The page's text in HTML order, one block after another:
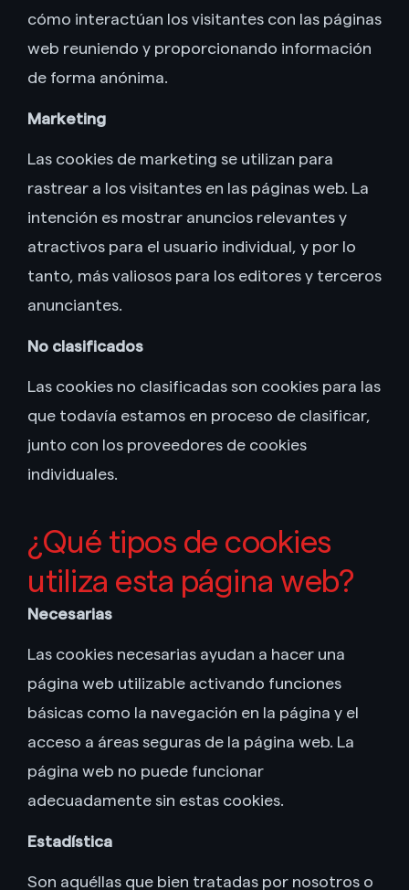
cómo interactúan los visitantes con las páginas
web reuniendo y proporcionando información
de forma anónima.
Marketing
Las cookies de marketing se utilizan para
rastrear a los visitantes en las páginas web. La
intención es mostrar anuncios relevantes y
atractivos para el usuario individual, y por lo
tanto, más valiosos para los editores y terceros
anunciantes.
No clasificados
Las cookies no clasificadas son cookies para las
que todavía estamos en proceso de clasificar,
junto con los proveedores de cookies
individuales.
¿Qué tipos de cookies
utiliza esta página web?
Necesarias
Las cookies necesarias ayudan a hacer una
página web utilizable activando funciones
básicas como la navegación en la página y el
acceso a áreas seguras de la página web. La
página web no puede funcionar
adecuadamente sin estas cookies.
Estadística
Son aquéllas que bien tratadas por nosotros o